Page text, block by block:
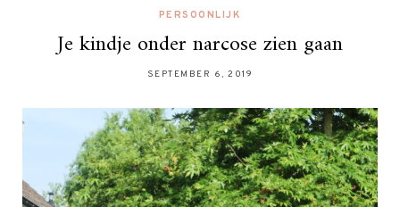
PERSOONLIJK
Je kindje onder narcose zien gaan
SEPTEMBER 6, 2019